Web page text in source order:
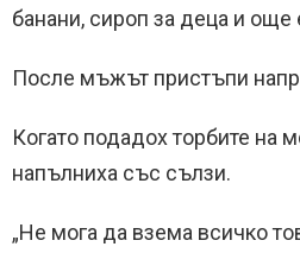
банани, сироп за деца и още
После мъжът пристъпи
Когато подадох торбите на
напълниха със сълзи.
„Не мога да взема всичко